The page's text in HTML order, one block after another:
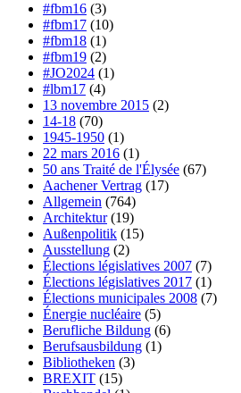
#fbm16 (3)
#fbm17 (10)
#fbm18 (1)
#fbm19 (2)
#JO2024 (1)
#lbm17 (4)
13 novembre 2015 (2)
14-18 (70)
1945-1950 (1)
22 mars 2016 (1)
50 ans Traité de l'Élysée (67)
Aachener Vertrag (17)
Allgemein (764)
Architektur(19)
Außenpolitik (15)
Ausstellung (2)
Élections législatives 2007 (7)
Élections législatives 2017 (1)
Élections municipales 2008 (7)
Énergie nucléaire (5)
Berufliche Bildung (6)
Berufsausbildung (1)
Bibliotheken (3)
BREXIT (15)